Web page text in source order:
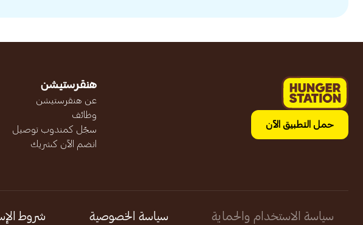
حمل التطبيق الآن
هنقرستيشن
عن هنقرستيشن
وظائف
سجّل كمندوب توصيل
انضم الآن كشريك
سياسة الاستخدام والحماية سياسة الخصوصية شروط